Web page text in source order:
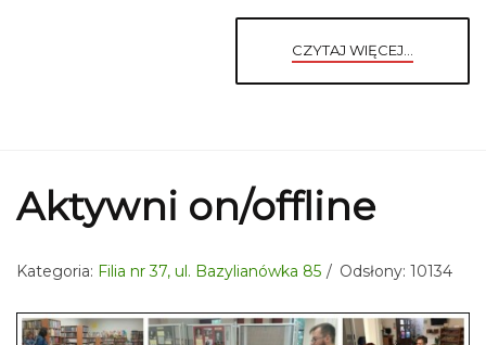
CZYTAJ WIĘCEJ...
Aktywni on/offline
Kategoria: Filia nr 37, ul. Bazylianówka 85 Odsłony: 10134